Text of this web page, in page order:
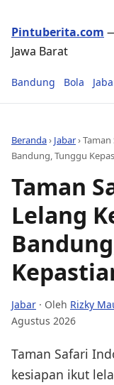
Pintuberita.com
Jawa Barat
Bandung Bola
Beranda› Jabar›
Bandung, Tunggu
Taman
Lelang
Jabar · Oleh Rizky
Agustus 2026
Taman Safari
kesiapan ikut